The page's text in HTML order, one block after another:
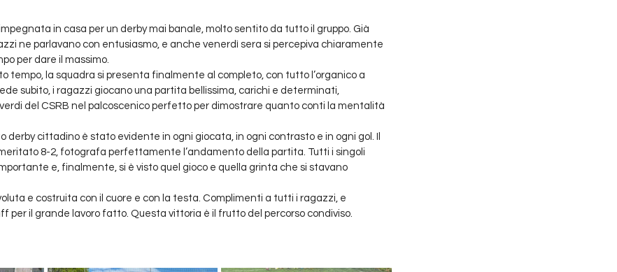
in casa per un derby mai banale, molto sentito da tutto il gruppo. Già
ne parlavano con entusiasmo, e anche venerdì sera si percepiva chiaramente
per dare il massimo.
tempo, la squadra si presenta finalmente al completo, con tutto l’organico a
subito, i ragazzi giocano una partita bellissima, carichi e determinati,
del CSRB nel palcoscenico perfetto per dimostrare quanto conti la mentalità
derby cittadino è stato evidente in ogni giocata, in ogni contrasto e in ogni gol. Il
8-2, fotografa perfettamente l’andamento della partita. Tutti i singoli
e, finalmente, si è visto quel gioco e quella grinta che si stavano
e costruita con il cuore e con la testa. Complimenti a tutti i ragazzi, e
per il grande lavoro fatto. Questa vittoria è il frutto del percorso condiviso.